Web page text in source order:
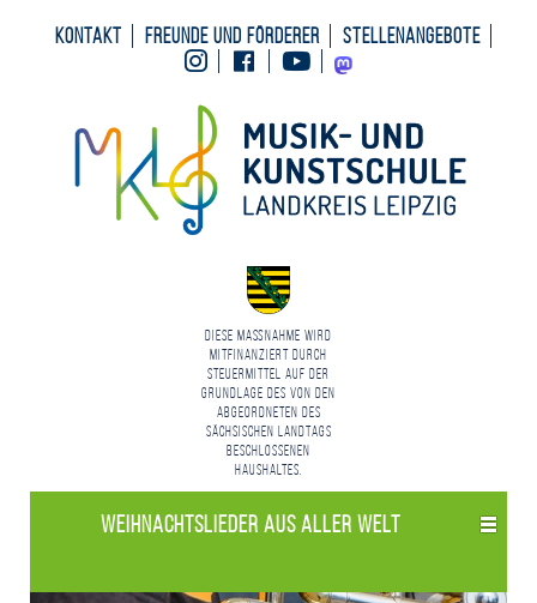
Kontakt Freunde und Förderer
Stellenangebote
InstagramFacebookYoutubeMastodon
Diese Maßnahme wird
mitfinanziert durch
Steuermittel auf der
Grundlage des von den
Abgeordneten des
Sächsischen Landtags
beschlossenen
Haushaltes.
Weihnachts­lieder aus aller Welt